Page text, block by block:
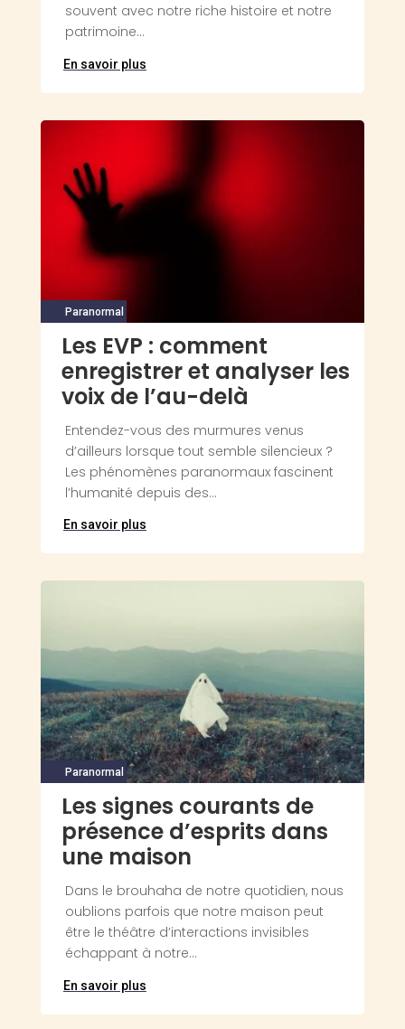
souvent avec notre riche histoire et notre
patrimoine...
En savoir plus
Paranormal
Les EVP : comment
enregistrer et analyser les
voix de l’au-delà
Entendez-vous des murmures venus
d’ailleurs lorsque tout semble silencieux ?
Les phénomènes paranormaux fascinent
l’humanité depuis des...
En savoir plus
Paranormal
Les signes courants de
présence d’esprits dans
une maison
Dans le brouhaha de notre quotidien, nous
oublions parfois que notre maison peut
être le théâtre d’interactions invisibles
échappant à notre...
En savoir plus